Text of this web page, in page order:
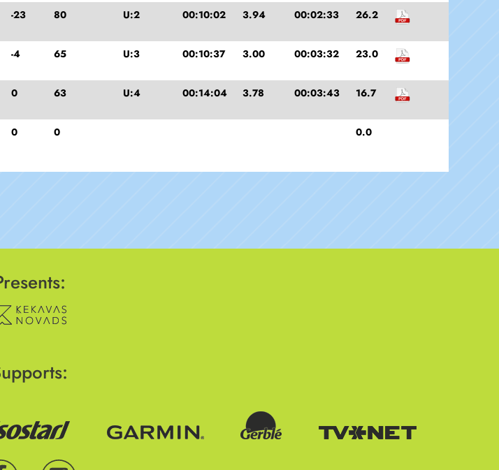
-23 80 U:2 00:10:02 3.94 00:02:33 26.2
-4 65 U:3 00:10:37 3.00 00:03:32 23.0
0 63 U:4 00:14:04 3.78 00:03:43 16.7
0 0 0.0